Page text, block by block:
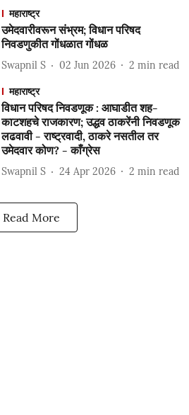
महाराष्ट्र
उमेदवारीवरून संभ्रम; विधान परिषद
निवडणुकीत गोंधळात गोंधळ
Swapnil S 02 Jun 2026 2 min read
महाराष्ट्र
विधान परिषद निवडणूक : आघाडीत शह-
काटशहचे राजकारण; उद्धव ठाकरेंनी निवडणूक
लढवावी - राष्ट्रवादी, ठाकरे नसतील तर
उमेदवार कोण? - काँग्रेस
Swapnil S 24 Apr 2026 2 min read
Read More